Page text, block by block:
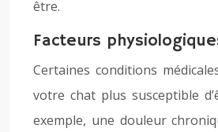
être.
Facteurs
Certaines conditions
votre chat plus susceptible
exemple, une douleur